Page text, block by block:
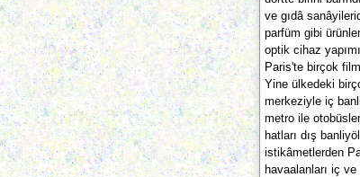
ve gıdâ
parfüm gibi
optik cihaz
Paris'te birçok
Yine ülkedeki
merkeziyle iç
metro ile
hatları dış
istikâmetlerden
havaalanları iç ve